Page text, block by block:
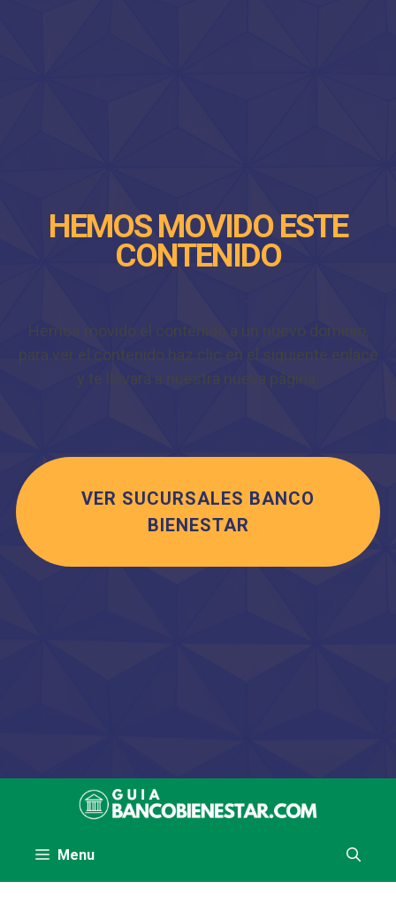
HEMOS MOVIDO ESTE
CONTENIDO
Hemos movido el contenido a un nuevo dominio,
para ver el contenido haz clic en el siguiente enlace
y te llevará a nuestra nueva página.
VER SUCURSALES BANCO
BIENESTAR
Menu